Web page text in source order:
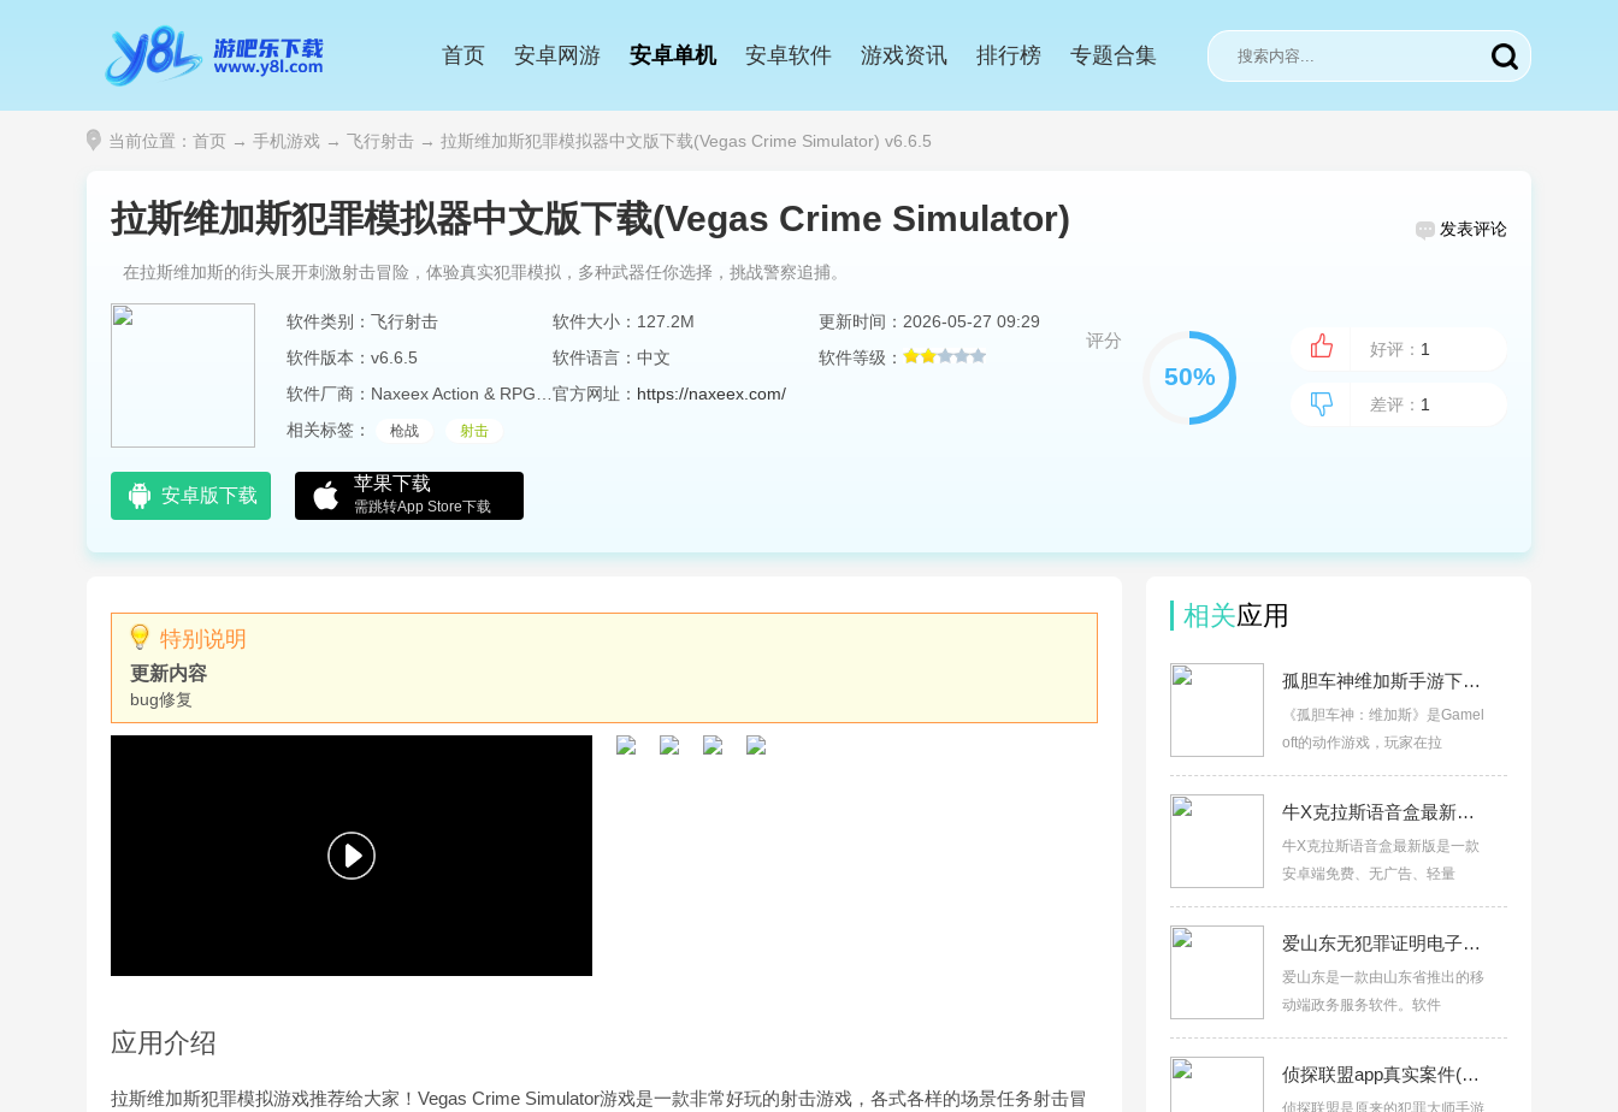
首页 安卓网游 安卓单机 安卓软件 游戏资讯 排行榜 专题合集
当前位置： 首页 → 手机游戏 → 飞行射击 → 拉斯维加斯犯罪模拟器中文版下载(Vegas Crime Simulator) v6.6.5
拉斯维加斯犯罪模拟器中文版下载(Vegas Crime Simulator)
在拉斯维加斯的街头展开刺激射击冒险，体验真实犯罪模拟，多种武器任你选择，挑战警察追捕。
发表评论
软件类别：飞行射击 软件大小：127.2M
更新时间：2026-05-27 09:29
软件版本：v6.6.5
软件语言：中文
软件等级：
官方网址： https://naxeex.com/
相关标签：
枪战 射击
评分 好评： 1
差评： 1
安卓版下载
苹果下载
需跳转App Store下载
更新内容
bug修复
特别说明
应用介绍
拉斯维加斯犯罪模拟游戏推荐给大家！Vegas Crime Simulator游戏是一款非常好玩的射击游戏，各式各样的场景任务射击冒
相关应用
孤胆车神维加斯手游下载v9.5.0d
《孤胆车神：维加斯》是Gamel
oft的动作游戏，玩家在拉
牛X克拉斯语音盒最新版v1.0
牛X克拉斯语音盒最新版是一款
安卓端免费、无广告、轻量
爱山东无犯罪证明电子版下载v5.4.0
爱山东是一款由山东省推出的移
动端政务服务软件。软件
侦探联盟app真实案件(原犯罪大师)v1.9.9
侦探联盟是原来的犯罪大师手游